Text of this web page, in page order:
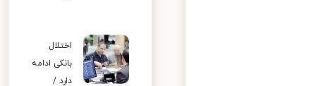
اختلال
بانکی ادامه
دارد /